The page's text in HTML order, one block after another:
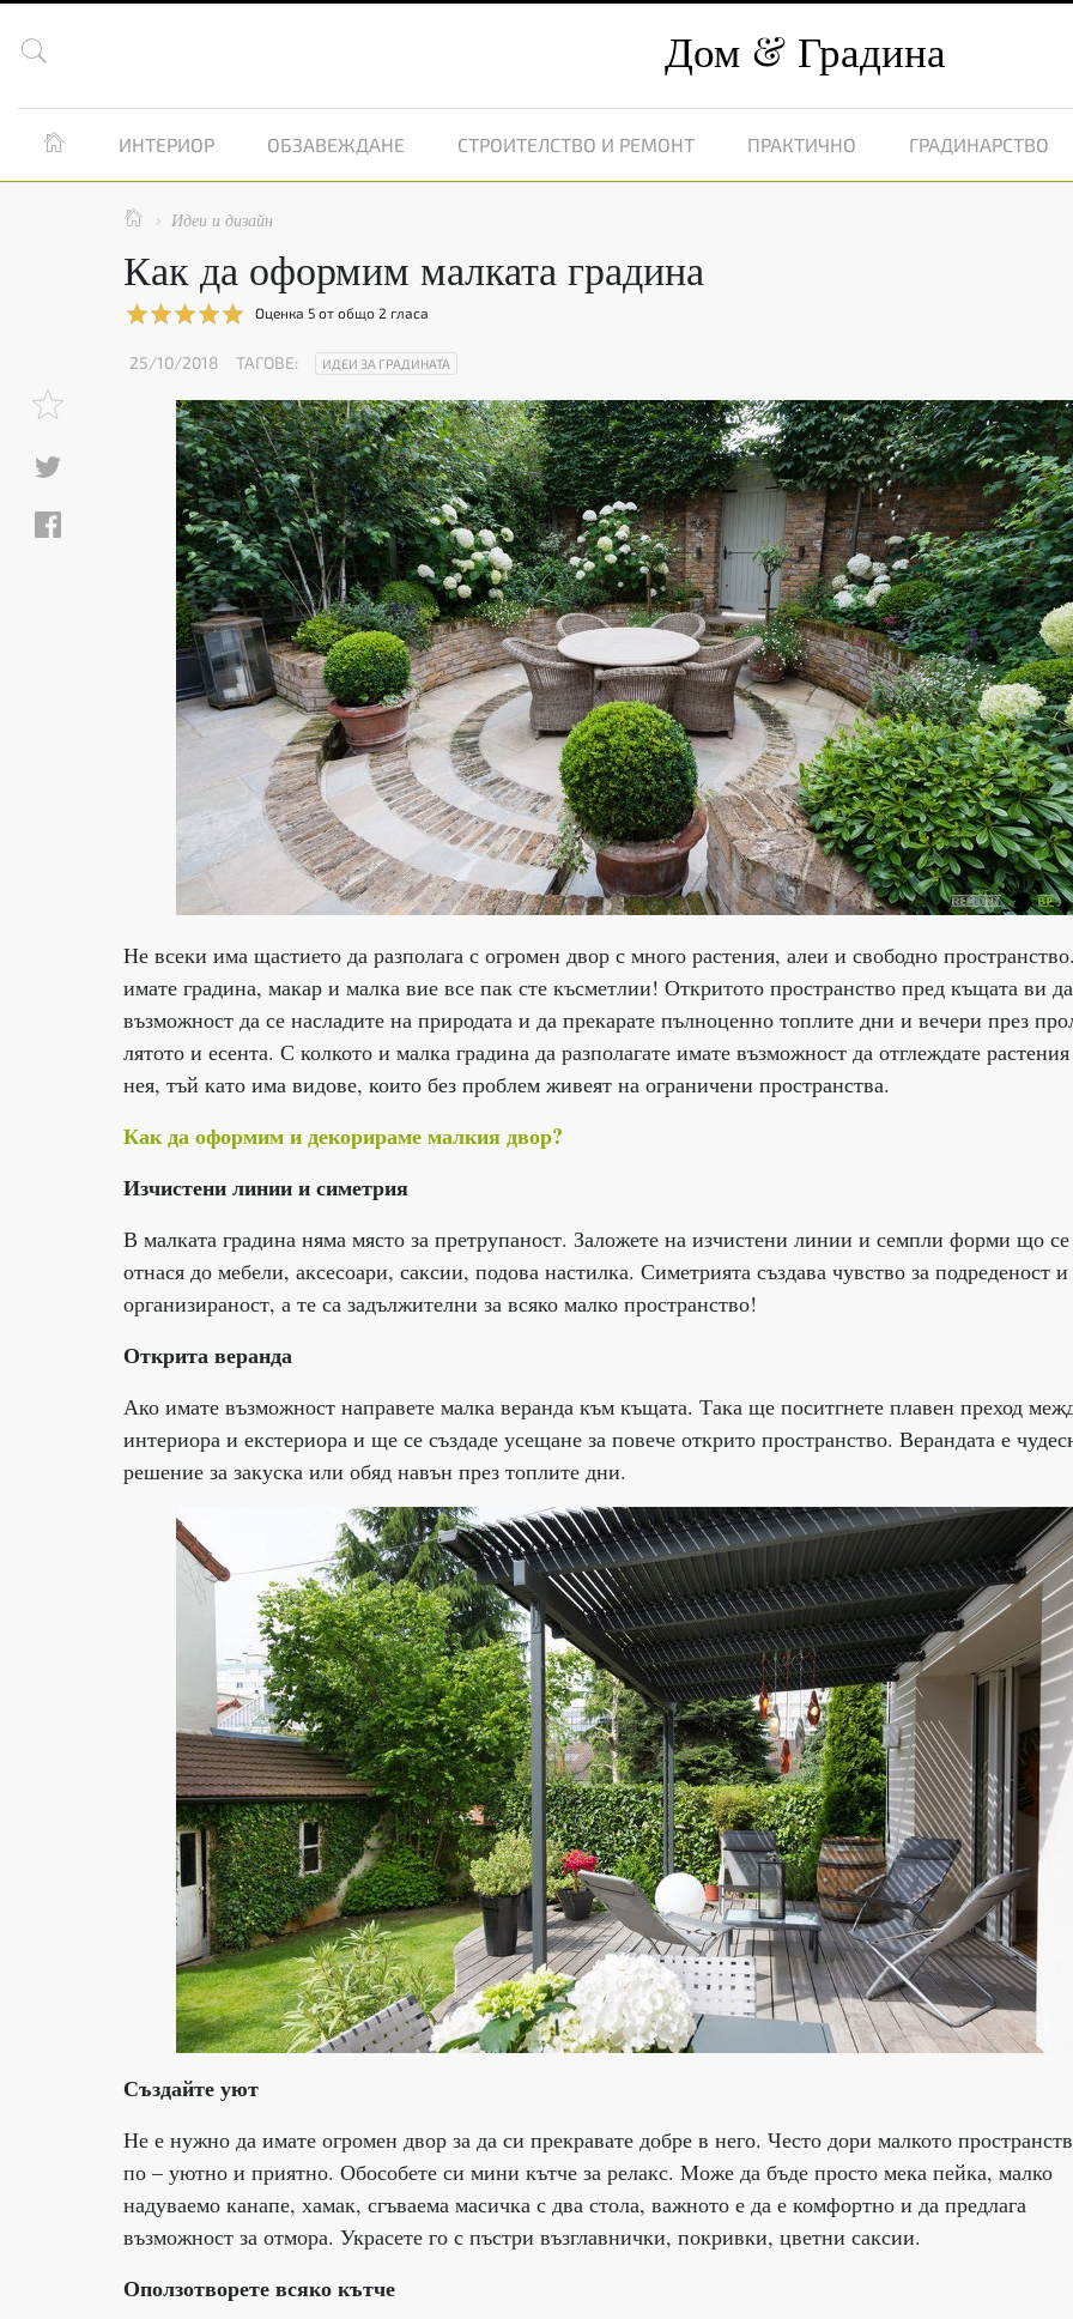
 Дом Градина
 ИНТЕРИОР ОБЗАВЕЖДАНЕ СТРОИТЕЛСТВО И РЕМОНТ ПРАКТИЧНО ГРАДИНАРСТВО
  Идеи и дизайн
Как да оформим малката градина
Оценка 5от общо 2 гласа
25/10/2018 ТАГОВЕ: ИДЕИ ЗА ГРАДИНАТА
Не всеки има щастието да разполага с огромен двор с много растения, алеи и свободно
имате градина, макар и малка вие все пак сте късметлии! Откритото пространство пред къщата ви
възможност да се насладите на природата и да прекарате пълноценно топлите дни и вечери през
лятото и есента. С колкото и малка градина да разполагате имате възможност да отглеждате
нея, тъй като има видове, които без проблем живеят на ограничени пространства.
Как да оформим и декорираме малкия двор?
Изчистени линии и симетрия
В малката градина няма място за претрупаност. Заложете на изчистени линии и семпли форми що се
отнася до мебели, аксесоари, саксии, подова настилка. Симетрията създава чувство за подреденост и
организираност, а те са задължителни за всяко малко пространство!
Открита веранда
Ако имате възможност направете малка веранда към къщата. Така ще поситгнете плавен преход
интериора и екстериора и ще се създаде усещане за повече открито пространство. Верандата е
решение за закуска или обяд навън през топлите дни.
Създайте уют
Не е нужно да имате огромен двор за да си прекравате добре в него. Често дори малкото
по – уютно и приятно. Обособете си мини кътче за релакс. Може да бъде просто мека пейка, малко
надуваемо канапе, хамак, сгъваема масичка с два стола, важното е да е комфортно и да предлага
възможност за отмора. Украсете го с пъстри възглавнички, покривки, цветни саксии.
Оползотворете всяко кътче